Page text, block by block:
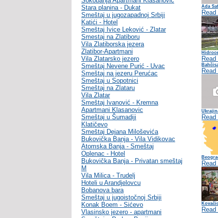
Stara planina - Dukat
Smeštaj u jugozapadnoj Srbiji
Katići - Hotel
Smeštaj Ivice Leković - Zlatar
Smestaj na Zlatiboru
Vila Zlatiborska jezera
Zlatibor-Apartmani
Vila Zlatarsko jezero
Smeštaj Nevene Purić - Uvac
Smeštaj na jezeru Perućac
Smeštaj u Sopotnici
Smeštaj na Zlataru
Vila Zlatar
Smeštaj Ivanović - Kremna
Apartmani Klasanovic
Smeštaj u Šumadiji
Klatičevo
Smeštaj Dejana Miloševića
Bukovička Banja - Vila Vidikovac
Atomska Banja - Smeštaj
Oplenac - Hotel
Bukovička Banja - Privatan smeštaj
M
Vila Milica - Trudelj
Hoteli u Arandjelovcu
Bobanova bara
Smeštaj u jugoistočnoj Srbiji
Konak Boem - Sićevo
Vlasinsko jezero - apartmani
Ada